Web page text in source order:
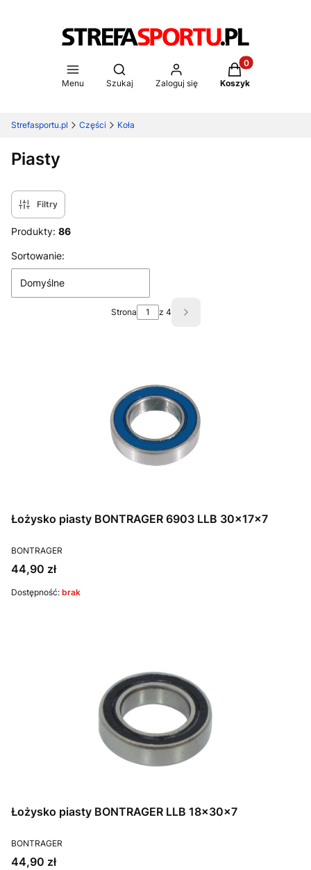
Menu
Otwórz wyszukiwarkę
Szukaj Zaloguj się
Produkty w
Koszyk
Strefasportu.pl Części Koła
Piasty
Filtry
Produkty: 86
Lista produktów
Sortowanie:
Domyślne
Strona z 4 Następne produkty
Łożysko piasty BONTRAGER 6903 LLB 30x17x7
PRODUCENT
BONTRAGER
Cena
44,90 zł
Dostępność: brak
Łożysko piasty BONTRAGER LLB 18x30x7
PRODUCENT
BONTRAGER
Cena
44,90 zł